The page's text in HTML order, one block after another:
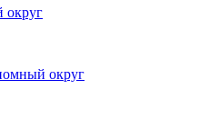
округ
округ